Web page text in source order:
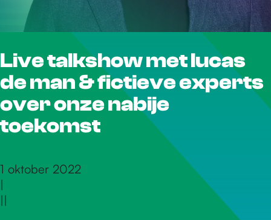
r
d
e
Live talkshow met lucas
de man & fictieve experts
over onze nabije
toekomst
1 oktober 2022
|
||